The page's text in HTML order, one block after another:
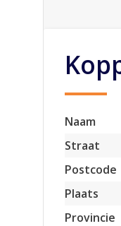
Naam
Straat
Postcode
Plaats
Provincie